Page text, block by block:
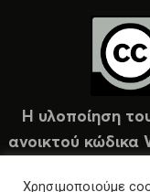
Η υλοποίηση
ανοικτού
Χρησιμοποιούμε